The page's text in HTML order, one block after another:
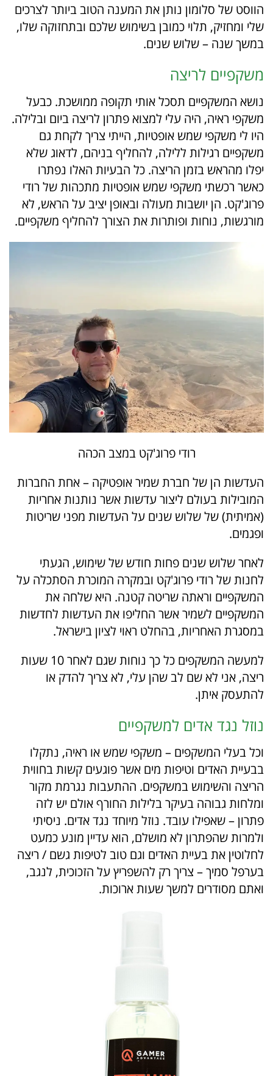
הווסט של סלומון נותן את המענה הטוב ביותר לצרכים
שלי ומחזיק, תלוי כמובן בשימוש שלכם ובתחזוקה שלו,
במשך שנה – שלוש שנים.
משקפיים לריצה
נושא המשקפיים תסכל אותי תקופה ממושכת. כבעל
משקפי ראיה, היה עלי למצוא פתרון לריצה ביום ובלילה.
היו לי משקפי שמש אופטיות, הייתי צריך לקחת גם
משקפיים רגילות ללילה, להחליף בניהם, לדאוג שלא
יפלו מהראש בזמן הריצה. כל הבעיות האלו נפתרו
כאשר רכשתי משקפי שמש אופטיות מתכהות של רודי
פרוג'קט. הן יושבות מעולה ובאופן יציב על הראש, לא
מורגשות, נוחות ופותרות את הצורך להחליף משקפיים.
רודי פרוג'קט במצב הכהה
העדשות הן של חברת שמיר אופטיקה – אחת החברות
המובילות בעולם ליצור עדשות אשר נותנות אחריות
(אמיתית) של שלוש שנים על העדשות מפני שריטות
ופגמים.
לאחר שלוש שנים פחות חודש של שימוש, הגעתי
לחנות של רודי פרוג'קט ובמקרה המוכרת הסתכלה על
המשקפיים וראתה שריטה קטנה. היא שלחה את
המשקפיים לשמיר אשר החליפו את העדשות לחדשות
במסגרת האחריות, בהחלט ראוי לציון בישראל.
למעשה המשקפים כל כך נוחות שגם לאחר 10 שעות
ריצה, אני לא שם לב שהן עלי, לא צריך להדק או
להתעסק איתן.
נוזל נגד אדים למשקפיים
וכל בעלי המשקפים – משקפי שמש או ראיה, נתקלו
בבעיית האדים וטיפות מים אשר פוגעים קשות בחווית
הריצה והשימוש במשקפים. ההתעבות נגרמת מקור
ומלחות גבוהה בעיקר בלילות החורף אולם יש לזה
פתרון – שאפילו עובד. נוזל מיוחד נגד אדים. ניסיתי
ולמרות שהפתרון לא מושלם, הוא עדיין מונע כמעט
לחלוטין את בעיית האדים וגם טוב לטיפות גשם / ריצה
בערפל סמיך – צריך רק להשפריץ על הזכוכית, לנגב,
ואתם מסודרים למשך שעות ארוכות.